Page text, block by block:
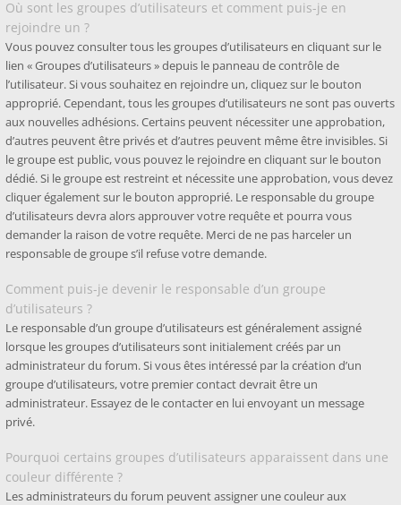
Où sont les groupes d’utilisateurs et comment puis-je en
rejoindre un ?
Vous pouvez consulter tous les groupes d’utilisateurs en cliquant sur le
lien « Groupes d’utilisateurs » depuis le panneau de contrôle de
l’utilisateur. Si vous souhaitez en rejoindre un, cliquez sur le bouton
approprié. Cependant, tous les groupes d’utilisateurs ne sont pas ouverts
aux nouvelles adhésions. Certains peuvent nécessiter une approbation,
d’autres peuvent être privés et d’autres peuvent même être invisibles. Si
le groupe est public, vous pouvez le rejoindre en cliquant sur le bouton
dédié. Si le groupe est restreint et nécessite une approbation, vous devez
cliquer également sur le bouton approprié. Le responsable du groupe
d’utilisateurs devra alors approuver votre requête et pourra vous
demander la raison de votre requête. Merci de ne pas harceler un
responsable de groupe s’il refuse votre demande.
Comment puis-je devenir le responsable d’un groupe
d’utilisateurs ?
Le responsable d’un groupe d’utilisateurs est généralement assigné
lorsque les groupes d’utilisateurs sont initialement créés par un
administrateur du forum. Si vous êtes intéressé par la création d’un
groupe d’utilisateurs, votre premier contact devrait être un
administrateur. Essayez de le contacter en lui envoyant un message
privé.
Pourquoi certains groupes d’utilisateurs apparaissent dans une
couleur différente ?
Les administrateurs du forum peuvent assigner une couleur aux